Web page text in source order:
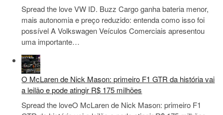
Spread the love VW ID. Buzz Cargo ganha bateria menor,
mais autonomia e preço reduzido: entenda como isso foi
possível A Volkswagen Veículos Comerciais apresentou
uma importante…
O McLaren de Nick Mason: primeiro F1 GTR da história vai
a leilão e pode atingir R$ 175 milhões
Spread the loveO McLaren de Nick Mason: primeiro F1